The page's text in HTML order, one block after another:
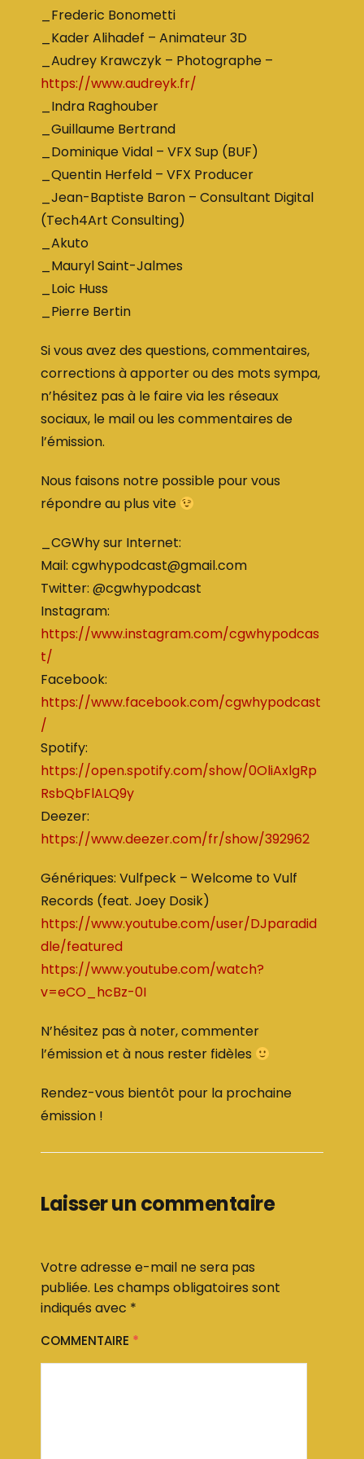
_Frederic Bonometti
_Kader Alihadef – Animateur 3D
_Audrey Krawczyk – Photographe –
https://www.audreyk.fr/
_Indra Raghouber
_Guillaume Bertrand
_Dominique Vidal – VFX Sup (BUF)
_Quentin Herfeld – VFX Producer
_Jean-Baptiste Baron – Consultant Digital
(Tech4Art Consulting)
_Akuto
_Mauryl Saint-Jalmes
_Loic Huss
_Pierre Bertin
Si vous avez des questions, commentaires,
corrections à apporter ou des mots sympa,
n’hésitez pas à le faire via les réseaux
sociaux, le mail ou les commentaires de
l’émission.
Nous faisons notre possible pour vous
répondre au plus vite
_CGWhy sur Internet:
Mail: cgwhypodcast@gmail.com
Twitter: @cgwhypodcast
Instagram:
https://www.instagram.com/cgwhypodcas
t/
Facebook:
https://www.facebook.com/cgwhypodcast
/
Spotify:
https://open.spotify.com/show/0OliAxlgRp
RsbQbFlALQ9y
Deezer:
https://www.deezer.com/fr/show/392962
Génériques: Vulfpeck – Welcome to Vulf
Records (feat. Joey Dosik)
https://www.youtube.com/user/DJparadid
dle/featured
https://www.youtube.com/watch?
v=eCO_hcBz-0I
N’hésitez pas à noter, commenter
l’émission et à nous rester fidèles
Rendez-vous bientôt pour la prochaine
émission !
Laisser un commentaire
Votre adresse e-mail ne sera pas
publiée. Les champs obligatoires sont
indiqués avec *
COMMENTAIRE *